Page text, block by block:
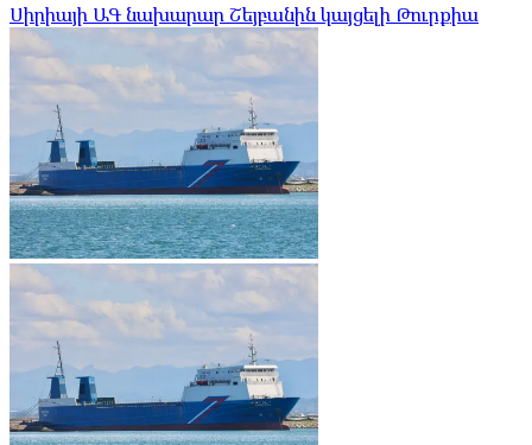
Սիրիայի ԱԳ նախարար Շեյբանին կայցելի Թուրքիա